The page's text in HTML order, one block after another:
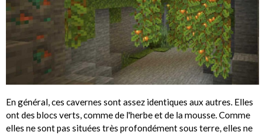
En général, ces cavernes sont assez identiques aux autres. Elles
ont des blocs verts, comme de l'herbe et de la mousse. Comme
elles ne sont pas situées très profondément sous terre, elles ne